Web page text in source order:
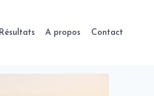
Résultats A propos Contact